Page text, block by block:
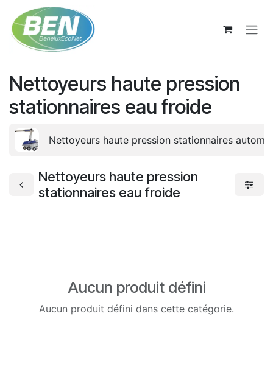
Se rendre au contenu
Nettoyeurs haute pression
stationnaires eau froide
Nettoyeurs haute pression stationnaires
Nettoyeurs haute pression
stationnaires eau froide
Aucun produit défini
Aucun produit défini dans cette catégorie.